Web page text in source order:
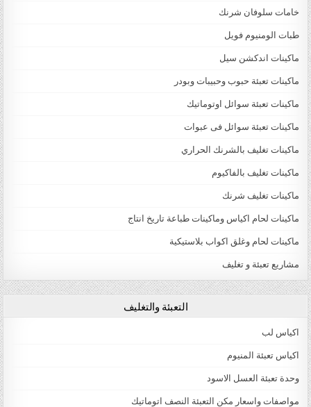
خامات سلوفان شرنك
طبات الومنيوم فويل
ماكينات اندكشن سيل
ماكينات تعبئة حبوب وحبيبات وبودر
ماكينات تعبئة سوائل اوتوماتيك
ماكينات تعبئة سوائل فى عبوات
ماكينات تغليف بالشرنك الحراري
ماكينات تغليف بالفاكيوم
ماكينات تغليف شرنك
ماكينات لحام اكياس وماكينات طباعة تاريخ انتاج
ماكينات لحام وغلق اكواب بلاستيكية
مشاريع تعبئة و تغليف
التعبئة والتغليف
اكياس لب
اكياس تعبئة المنيوم
وحدة تعبئة العسل الاسود
مواصفات واسعار مكن التعبئة النصف اتوماتيك